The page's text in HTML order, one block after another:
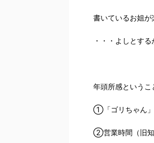
書いているお姐
・・・よしとす
年頭所感というこ
①「ゴリちゃん
②営業時間（旧知